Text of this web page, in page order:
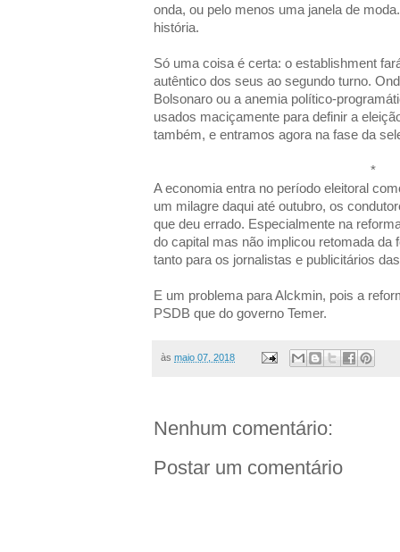
onda, ou pelo menos uma janela de
história.
Só uma coisa é certa: o establishment
autêntico dos seus ao segundo turno.
Bolsonaro ou a anemia político-
usados maciçamente para definir a
também, e entramos agora na fase da
*
A economia entra no período eleitoral
um milagre daqui até outubro, os
que deu errado. Especialmente na
do capital mas não implicou retomada da
tanto para os jornalistas e publicitários
E um problema para Alckmin, pois a
PSDB que do governo Temer.
às maio 07, 2018
Nenhum comentário:
Postar um comentário